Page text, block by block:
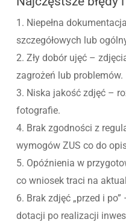
1. Niepełna
szczegółowych lub
2. Zły dobór ujęć –
zagrożeń lub problemów.
3. Niska jakość zdjęć –
fotografie.
4. Brak zgodności z
wymogów ZUS co do
5. Opóźnienia w
co wniosek traci na
6. Brak zdjęć „przed i
dotacji po realizacji